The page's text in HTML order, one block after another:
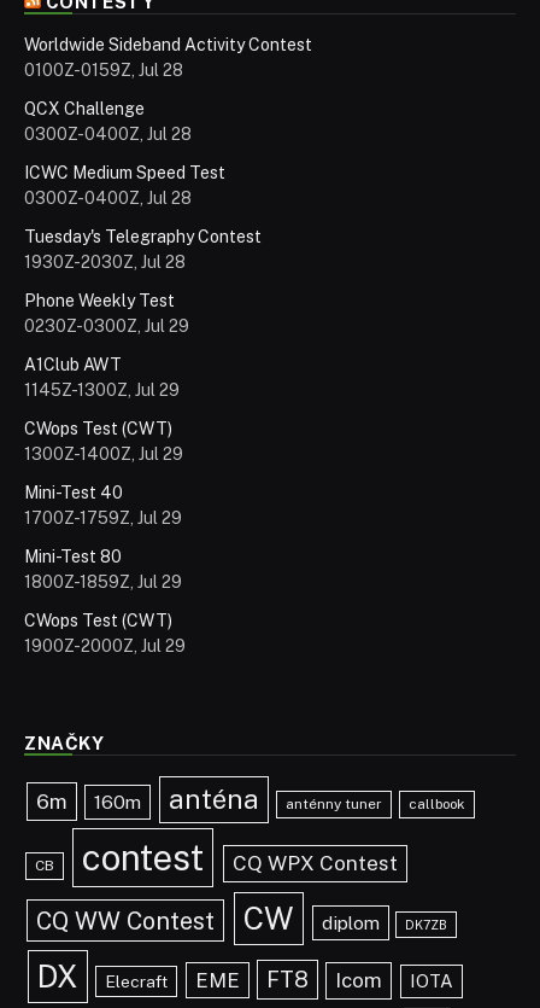
Worldwide Sideband Activity Contest
0100Z-0159Z, Jul 28
QCX Challenge
0300Z-0400Z, Jul 28
ICWC Medium Speed Test
0300Z-0400Z, Jul 28
Tuesday's Telegraphy Contest
1930Z-2030Z, Jul 28
Phone Weekly Test
0230Z-0300Z, Jul 29
A1Club AWT
1145Z-1300Z, Jul 29
CWops Test (CWT)
1300Z-1400Z, Jul 29
Mini-Test 40
1700Z-1759Z, Jul 29
Mini-Test 80
1800Z-1859Z, Jul 29
CWops Test (CWT)
1900Z-2000Z, Jul 29
ZNAČKY
6m 160m anténa anténny tuner callbook
CB contest CQ WPX Contest
CQ WW Contest CW diplom DK7ZB
DX Elecraft EME FT8 Icom IOTA